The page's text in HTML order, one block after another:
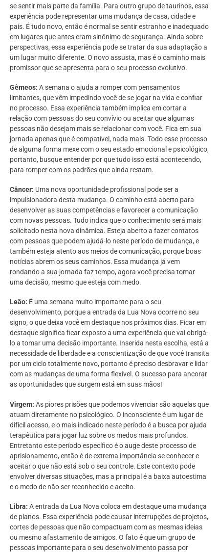
se sentir mais parte da família. Para outro grupo de taurinos, essa
experiência pode representar uma mudança de casa, cidade e
país. É tudo novo, então é normal se sentir estranho e inadequado
em lugares que antes eram sinônimo de segurança. Ainda sobre
perspectivas, essa experiência pode se tratar da sua adaptação a
um lugar muito diferente. O novo assusta, mas é o caminho mais
promissor que se apresenta para o seu processo evolutivo.
Gêmeos: A semana o ajuda a romper com pensamentos
limitantes, que vêm impedindo você de se jogar na vida e confiar
no processo. Essa experiência também implica em cortar a
relação com pessoas do seu convívio ou aceitar que algumas
pessoas não desejam mais se relacionar com você. Fica em sua
jornada apenas que é compatível, nada mais. Todo esse processo
de alguma forma mexe com o seu estado emocional e psicológico,
portanto, busque entender por que tudo isso está acontecendo,
para romper com os padrões que ainda restam.
Câncer: Uma nova oportunidade profissional pode ser a
impulsionadora desta mudança. O caminho está aberto para
desenvolver as suas competências e favorecer a comunicação
com novas pessoas. Tudo indica que o conhecimento será mais
solicitado nesta nova dinâmica. Esteja aberto a fazer contatos
com pessoas que podem ajudá-lo neste período de mudança, e
também esteja atento aos meios de comunicação, porque boas
notícias abrem os seus caminhos. Essa mudança já vem
rondando a sua jornada faz tempo, agora você precisa tomar
uma decisão, mesmo que esteja com medo.
Leão: É uma semana muito importante para o seu
desenvolvimento, porque a entrada da Lua Nova ocorre no seu
signo, o que deixa você em destaque nos próximos dias. Ficar em
destaque significa ficar exposto a uma experiência que vai obrigá-
lo a tomar uma decisão importante. Inserida nesta escolha, está a
necessidade de liberdade e a conscientização de que você transita
por um ciclo totalmente novo, portanto é preciso desbravar e lidar
com as mudanças de uma forma flexível. O sucesso para ancorar
as oportunidades que surgem está em suas mãos!
Virgem: As piores prisões que podemos vivenciar são aquelas que
atuam diretamente no psicológico. O inconsciente é um lugar de
difícil acesso, e o mais indicado neste período é a busca por ajuda
terapêutica para jogar luz sobre os medos mais profundos.
Entretanto este período específico é o auge deste processo de
aprisionamento, então é de extrema importância se conhecer e
aceitar o que não está sob o seu controle. Este contexto pode
envolver diversas situações, mas a principal é a baixa autoestima
e o medo de não ser reconhecido e aceito.
Libra: A entrada da Lua Nova coloca em destaque uma mudança
de planos. Essa experiência pode causar interrupções de projetos,
cortes de pessoas que não compactuam com as mesmas ideias
ou mesmo afastamento de amigos. O fato é que um grupo de
pessoas importante para o seu desenvolvimento passa por